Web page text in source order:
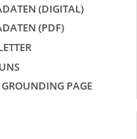
(DIGITAL)
(PDF)
PAGE